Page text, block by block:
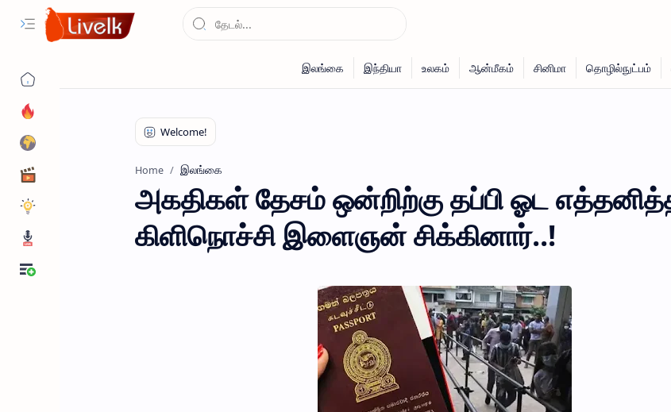
Home இலங்கை
அகதிகள் தேசம் ஒன்றிற்கு தப்பி ஓட
கிளிநொச்சி இளைஞன் சிக்கினார்..!